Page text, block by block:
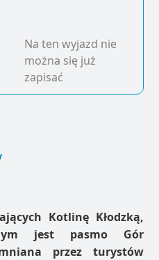
Na ten wyjazd nie
można się już
zapisać
Kotlinę Kłodzką,
jest pasmo Gór
przez turystów